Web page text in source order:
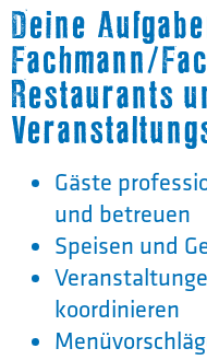
Deine
Fachmann/
Restaurants
Gäste
und betreuen
Speisen und
koordinieren